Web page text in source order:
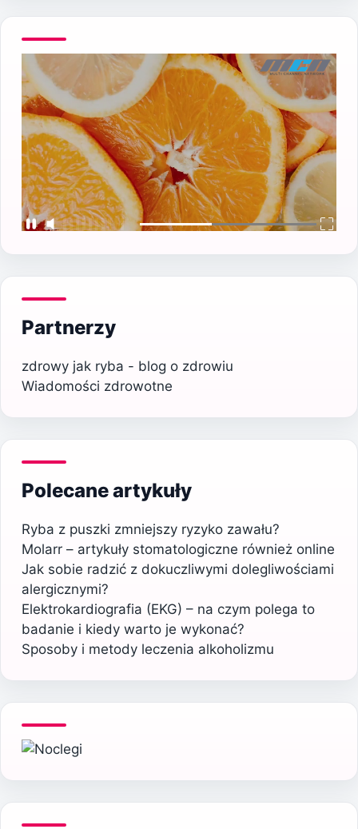
Partnerzy
zdrowy jak ryba - blog o zdrowiu
Wiadomości zdrowotne
Polecane artykuły
Ryba z puszki zmniejszy ryzyko zawału?
Molarr – artykuły stomatologiczne również online
Jak sobie radzić z dokuczliwymi dolegliwościami
alergicznymi?
Elektrokardiografia (EKG) – na czym polega to
badanie i kiedy warto je wykonać?
Sposoby i metody leczenia alkoholizmu